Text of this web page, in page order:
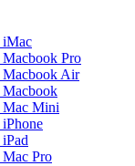
iMac
Macbook Pro
Macbook Air
Macbook
Mac Mini
Mac Pro